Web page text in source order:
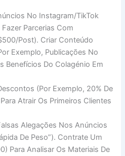
No Instagram/TikTok
Parcerias Com
post). Criar Conteúdo
Exemplo, Publicações No
Benefícios Do Colagénio Em
(por Exemplo, 20% De
Atrair Os Primeiros Clientes
Alegações Nos Anúncios
De Peso”). Contrate Um
Para Analisar Os Materiais De